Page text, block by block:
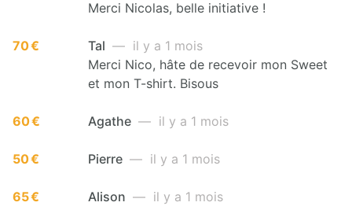
Merci Nicolas, belle initiative !
70 € Tal — il y a 1 mois
Merci Nico, hâte de recevoir mon Sweet
et mon T-shirt. Bisous
60 € Agathe — il y a 1 mois
50 € Pierre — il y a 1 mois
65 € Alison — il y a 1 mois